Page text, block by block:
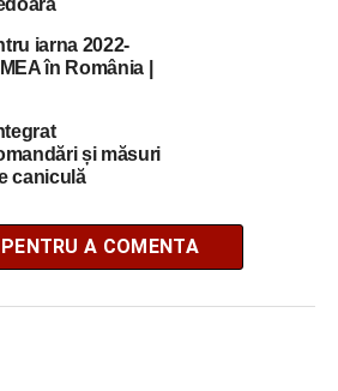
iarna 2022-
în România |
și măsuri
caniculă
A COMENTA